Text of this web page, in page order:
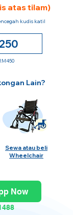
atas tilam)
kudis katil
Lain?
Sewa atau beli
Wheelchair
Now